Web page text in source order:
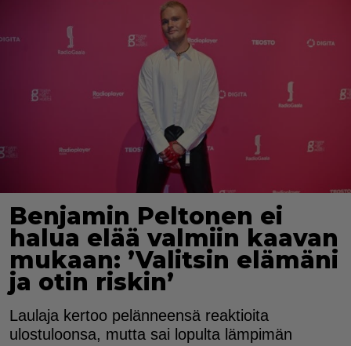
Benjamin Peltonen ei
halua elää valmiin kaavan
mukaan: ’Valitsin elämäni
ja otin riskin’
Laulaja kertoo pelänneensä reaktioita
ulostuloonsa, mutta sai lopulta lämpimän